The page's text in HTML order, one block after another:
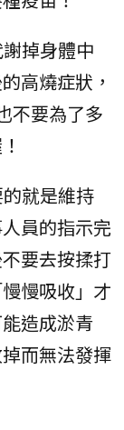
掉身體中
高燒症狀，
不要為了多
就是維持
員的指示完
要去按揉打
慢吸收」才
造成淤青
而無法發揮